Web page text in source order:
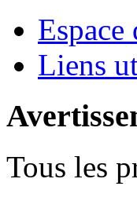
Espace
Liens
Tous les